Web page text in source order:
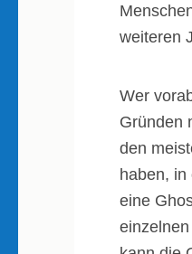
weiteren
Wer
Gründen
den
haben, in
eine